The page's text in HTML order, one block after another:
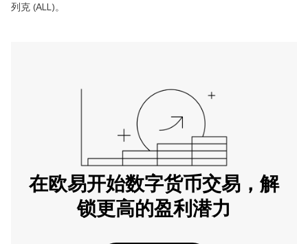
列克 (ALL )。
在欧易开始数字货币交易，解
锁更高的盈利潜力